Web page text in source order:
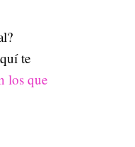
te
los que